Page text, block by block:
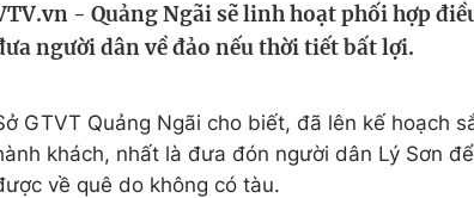
Chất lượng cuộc sống
- Quảng Ngãi sẽ linh hoạt phối hợp
người dân về đảo nếu thời tiết bất lợi.
GTVT Quảng Ngãi cho biết, đã lên kế hoạch
khách, nhất là đưa đón người dân Lý Sơn
về quê do không có tàu.